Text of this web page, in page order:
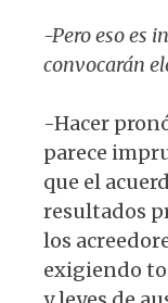
-Pero eso es
convocarán
-Hacer
parece
que el
resultados
los
exigiendo